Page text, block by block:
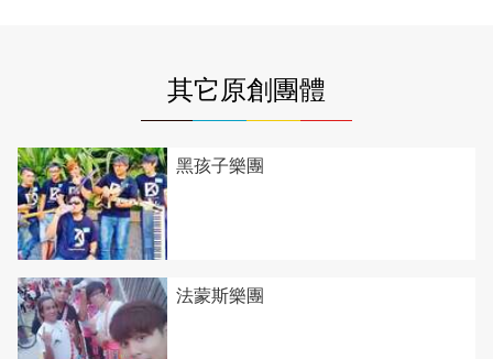
其它原創團體
黑孩子樂團
法蒙斯樂團